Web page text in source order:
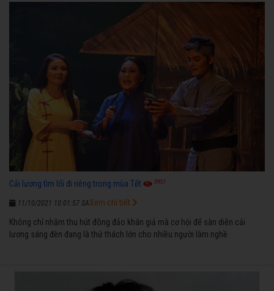
Cải lương tìm lối đi riêng trong mùa Tết 3951
11/10/2021 10:01:57 SA
Không chỉ nhằm thu hút đông đảo khán giả mà cơ hội để sàn diễn cải
lương sáng đèn đang là thử thách lớn cho nhiều người làm nghề
Xem chi tiết